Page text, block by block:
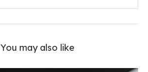
You may also like